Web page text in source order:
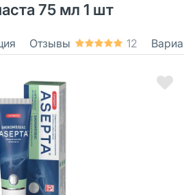
75 мл 1 шт
Отзывы 12